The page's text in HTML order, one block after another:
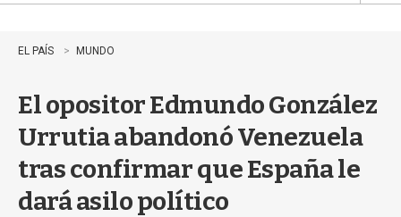
o
r
b
EL PAÍS MUNDO
El opositor Edmundo González
Urrutia abandonó Venezuela
tras confirmar que España le
dará asilo político